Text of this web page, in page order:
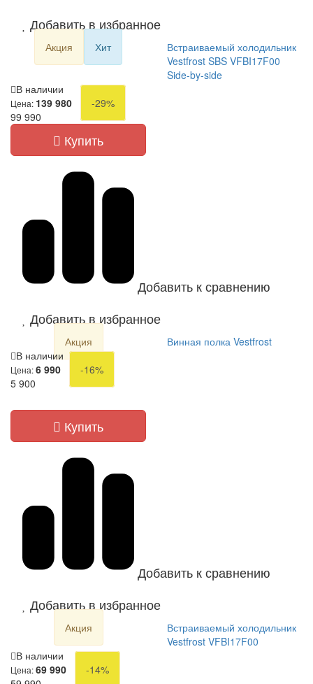
Добавить в избранное
Акция Хит
Встраиваемый холодильник
Vestfrost SBS VFBI17F00
Side-by-side
В наличии
Цена: 139 980
-29%
99 990
Купить
Добавить к сравнению
Добавить в избранное
Акция
Винная полка Vestfrost
В наличии
Цена:6 990
-16%
5 900
Купить
Добавить к сравнению
Добавить в избранное
Акция
Встраиваемый холодильник
Vestfrost VFBI17F00
В наличии
Цена:69 990
-14%